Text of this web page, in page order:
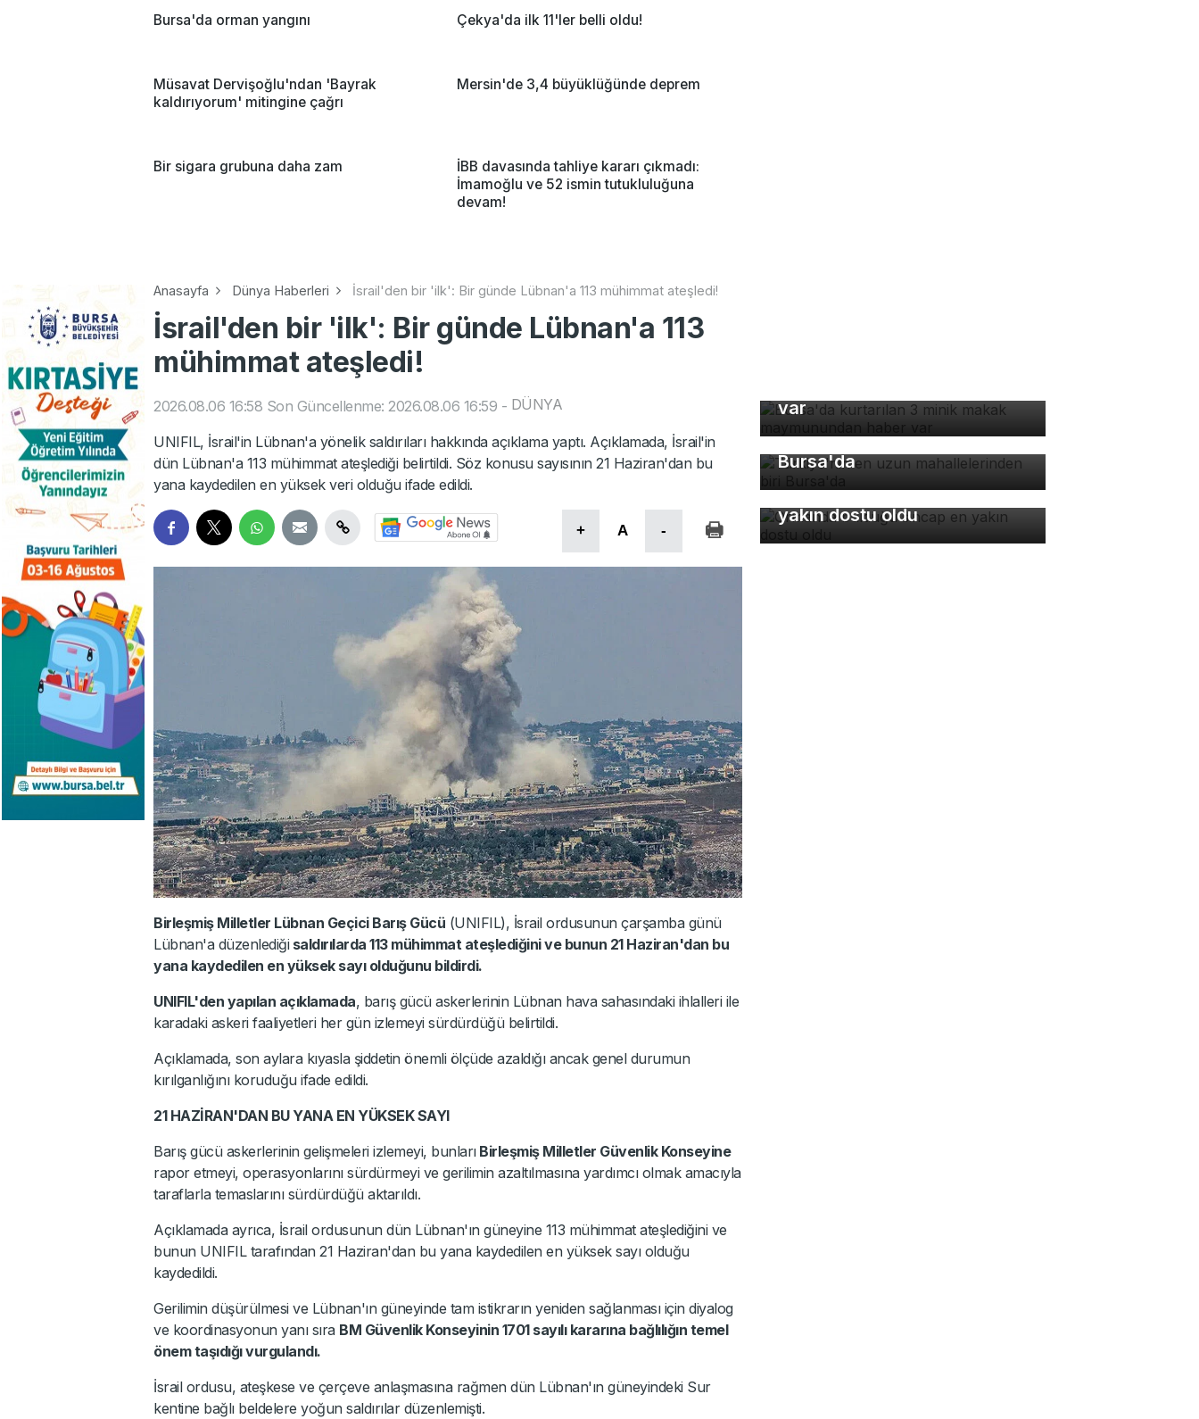
Bursa'da orman yangını Çekya'da ilk 11'ler belli oldu!
Müsavat Dervişoğlu'ndan 'Bayrak
kaldırıyorum' mitingine çağrı
Mersin'de 3,4 büyüklüğünde deprem
Bir sigara grubuna daha zam
İBB davasında tahliye kararı çıkmadı:
İmamoğlu ve 52 ismin tutukluluğuna
devam!
Anasayfa Dünya Haberleri İsrail'den bir 'ilk': Bir günde Lübnan'a 113 mühimmat ateşledi!
İsrail'den bir 'ilk': Bir günde Lübnan'a 113
mühimmat ateşledi!
2026.08.06 16:58 Son Güncellenme: 2026.08.06 16:59 - DÜNYA
UNIFIL, İsrail'in Lübnan'a yönelik saldırıları hakkında açıklama yaptı. Açıklamada, İsrail'in
dün Lübnan'a 113 mühimmat ateşlediği belirtildi. Söz konusu sayısının 21 Haziran'dan bu
yana kaydedilen en yüksek veri olduğu ifade edildi.
+ A -
Birleşmiş Milletler Lübnan Geçici Barış Gücü (UNIFIL), İsrail ordusunun çarşamba günü
Lübnan'a düzenlediği saldırılarda 113 mühimmat ateşlediğini ve bunun 21 Haziran'dan bu
yana kaydedilen en yüksek sayı olduğunu bildirdi.
UNIFIL'den yapılan açıklamada, barış gücü askerlerinin Lübnan hava sahasındaki ihlalleri ile
karadaki askeri faaliyetleri her gün izlemeyi sürdürdüğü belirtildi.
Açıklamada, son aylara kıyasla şiddetin önemli ölçüde azaldığı ancak genel durumun
kırılganlığını koruduğu ifade edildi.
21 HAZİRAN'DAN BU YANA EN YÜKSEK SAYI
Barış gücü askerlerinin gelişmeleri izlemeyi, bunlarıBirleşmiş Milletler Güvenlik Konseyine
rapor etmeyi, operasyonlarını sürdürmeyi ve gerilimin azaltılmasına yardımcı olmak amacıyla
taraflarla temaslarını sürdürdüğü aktarıldı.
Açıklamada ayrıca, İsrail ordusunun dün Lübnan'ın güneyine 113 mühimmat ateşlediğini ve
bunun UNIFIL tarafından 21 Haziran'dan bu yana kaydedilen en yüksek sayı olduğu
kaydedildi.
Gerilimin düşürülmesi ve Lübnan'ın güneyinde tam istikrarın yeniden sağlanması için diyalog
ve koordinasyonun yanı sıra BM Güvenlik Konseyinin 1701 sayılı kararına bağlılığın temel
önem taşıdığı vurgulandı.
İsrail ordusu, ateşkese ve çerçeve anlaşmasına rağmen dün Lübnan'ın güneyindeki Sur
kentine bağlı beldelere yoğun saldırılar düzenlemişti.
var
Türkiye'nin en uzun
mahallelerinden biri
Bursa'da
Ormanda bulduğu sincap en
yakın dostu oldu